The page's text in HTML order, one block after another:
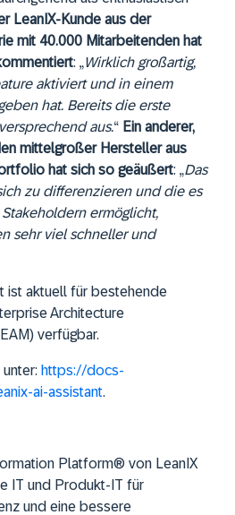
LeanIX-Kunde aus der
mit 40.000 Mitarbeitenden hat
: „Wirklich großartig,
aktiviert und in einem
hat. Bereits die erste
aus.“ Ein anderer,
mittelgroßer Hersteller aus
hat sich so geäußert: „Das
zu differenzieren und die es
ermöglicht,
sehr viel schneller und
ist aktuell für bestehende
Architecture
verfügbar.
https://docs-
ai-assistant.
Platform® von LeanIX
IT und Produkt-IT für
und eine bessere